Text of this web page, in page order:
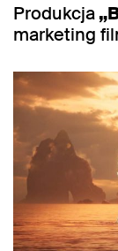
Produkcja
marketing